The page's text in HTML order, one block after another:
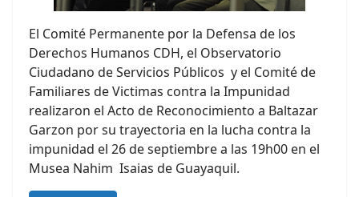
El Comité Permanente por la Defensa de los
Derechos Humanos CDH, el Observatorio
Ciudadano de Servicios Públicos y el Comité de
Familiares de Victimas contra la Impunidad
realizaron el Acto de Reconocimiento a Baltazar
Garzon por su trayectoria en la lucha contra la
impunidad el 26 de septiembre a las 19h00 en el
Musea Nahim Isaias de Guayaquil.